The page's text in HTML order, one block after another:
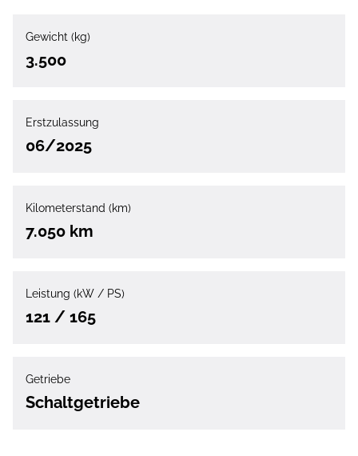
Gewicht (kg)
3.500
Erstzulassung
06/2025
Kilometerstand (km)
7.050 km
Leistung (kW / PS)
121 / 165
Getriebe
Schaltgetriebe